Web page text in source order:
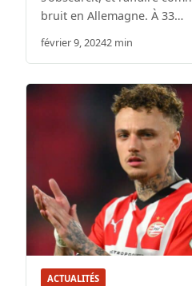
bruit en Allemagne. À 33…
février 9, 20242 min
ACTUALITÉS